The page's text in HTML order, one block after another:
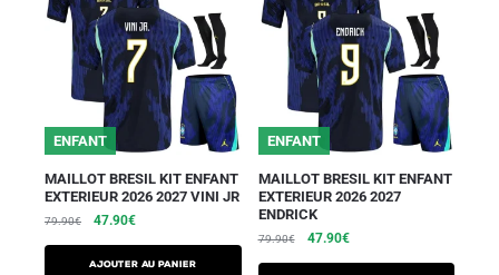
ENFANT
MAILLOT BRESIL KIT ENFANT
EXTERIEUR 2026 2027 VINI JR
79.90€ 47.90€
AJOUTER AU PANIER
ENFANT
MAILLOT BRESIL KIT ENFANT
EXTERIEUR 2026 2027
ENDRICK
79.90€ 47.90€